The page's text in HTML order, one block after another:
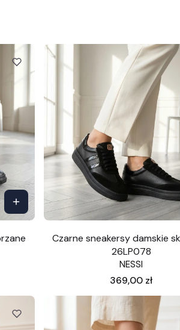
Czarne sneakersy damskie
26LP078
NESSI
Cena
369,00 zł